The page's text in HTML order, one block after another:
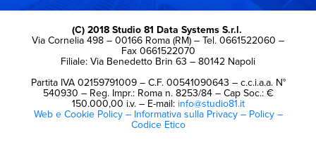
(C) 2018 Studio 81 Data Systems S.r.l.
Via Cornelia 498 – 00166 Roma (RM) – Tel. 0661522060 –
Fax 0661522070
Filiale: Via Benedetto Brin 63 – 80142 Napoli
Partita IVA 02159791009 – C.F. 00541090643 – c.c.i.a.a. N°
540930 – Reg. Impr.: Roma n. 8253/84 – Cap Soc.: €
150.000,00 i.v. – E-mail: info@studio81.it
Web e Cookie Policy – Informativa sulla Privacy – Policy –
Codice Etico